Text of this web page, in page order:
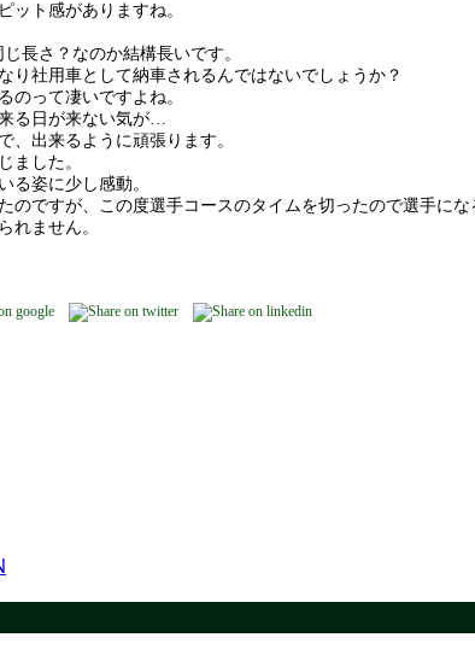
ット感がありますね。
長さ？なのか結構長いです。
り社用車として納車されるんではないでしょうか？
のって凄いですよね。
る日が来ない気が…
、出来るように頑張ります。
ました。
る姿に少し感動。
のですが、この度選手コースのタイムを切ったので選手に
れません。